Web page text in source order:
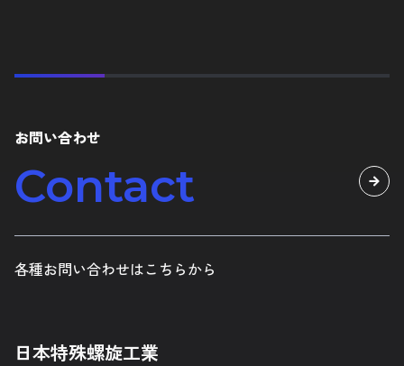
お問い合わせ
Contact
各種お問い合わせはこちらから
日本特殊螺旋工業